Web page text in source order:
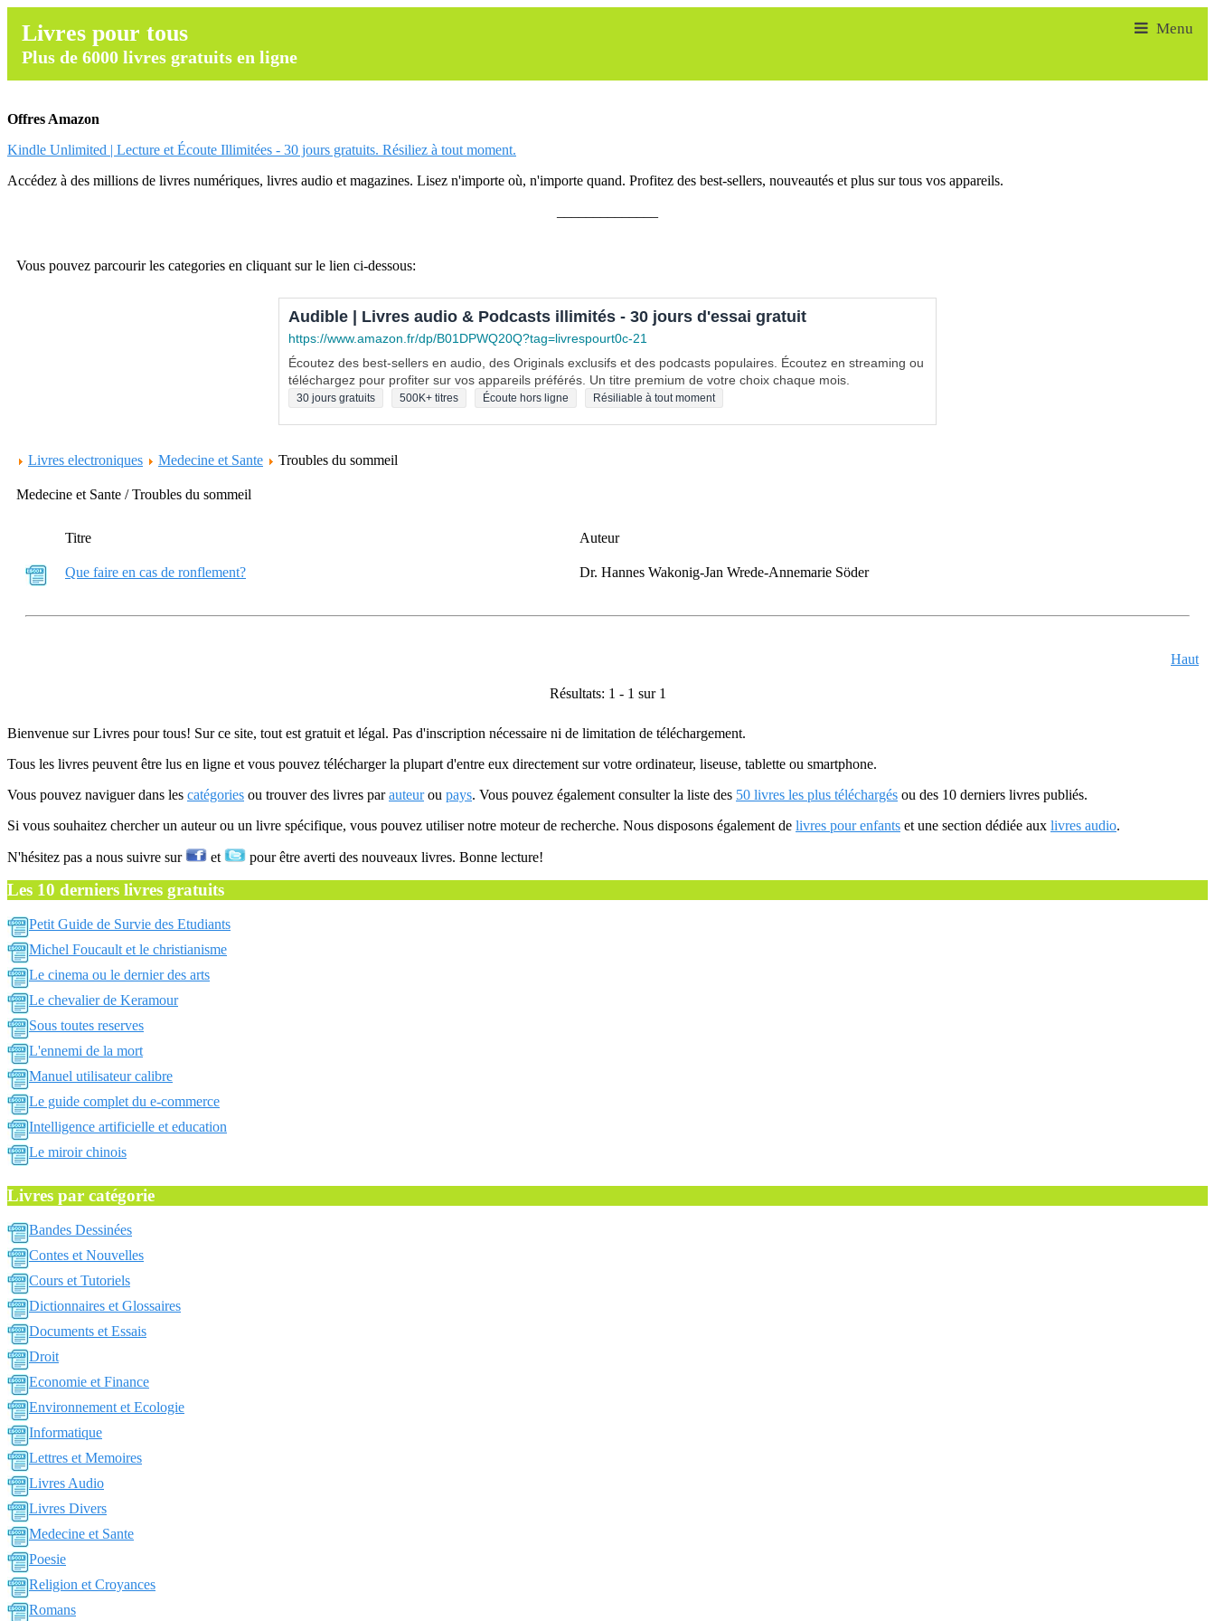
Livres pour tous
Plus de 6000 livres gratuits en ligne
Offres Amazon
Kindle Unlimited | Lecture et Écoute Illimitées - 30 jours gratuits. Résiliez à tout moment.
Accédez à des millions de livres numériques, livres audio et magazines. Lisez n'importe où, n'importe quand. Profitez des best-sellers, nouveautés et plus sur tous vos appareils.
Vous pouvez parcourir les categories en cliquant sur le lien ci-dessous:
Audible | Livres audio & Podcasts illimités - 30 jours d'essai gratuit
https://www.amazon.fr/dp/B01DPWQ20Q?tag=livrespourt0c-21
Écoutez des best-sellers en audio, des Originals exclusifs et des podcasts populaires. Écoutez en streaming ou
téléchargez pour profiter sur vos appareils préférés. Un titre premium de votre choix chaque mois.
30 jours gratuits 500K+ titres Écoute hors ligne Résiliable à tout moment
Livres electroniques Medecine et Sante Troubles du sommeil
Medecine et Sante / Troubles du sommeil
Titre Auteur
Que faire en cas de ronflement? Dr. Hannes Wakonig-Jan Wrede-Annemarie Söder
Haut
Résultats: 1 - 1 sur 1
Bienvenue sur Livres pour tous! Sur ce site, tout est gratuit et légal. Pas d'inscription nécessaire ni de limitation de téléchargement.
Tous les livres peuvent être lus en ligne et vous pouvez télécharger la plupart d'entre eux directement sur votre ordinateur, liseuse, tablette ou smartphone.
Vous pouvez naviguer dans les catégories ou trouver des livres parauteurou pays. Vous pouvez également consulter la liste des 50 livres les plus téléchargés ou des 10 derniers livres publiés.
Si vous souhaitez chercher un auteur ou un livre spécifique, vous pouvez utiliser notre moteur de recherche. Nous disposons également de livres pour enfants et une section dédiée aux livres audio.
N'hésitez pas a nous suivre sur et pour être averti des nouveaux livres. Bonne lecture!
Les 10 derniers livres gratuits
Petit Guide de Survie des Etudiants
Michel Foucault et le christianisme
Le cinema ou le dernier des arts
Le chevalier de Keramour
Sous toutes reserves
L'ennemi de la mort
Manuel utilisateur calibre
Le guide complet du e-commerce
Intelligence artificielle et education
Le miroir chinois
Livres par catégorie
Bandes Dessinées
Contes et Nouvelles
Cours et Tutoriels
Dictionnaires et Glossaires
Documents et Essais
Droit
Economie et Finance
Environnement et Ecologie
Informatique
Lettres et Memoires
Livres Audio
Livres Divers
Medecine et Sante
Poesie
Religion et Croyances
Romans